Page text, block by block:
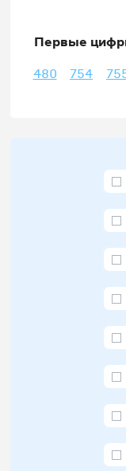
Первые
480
754